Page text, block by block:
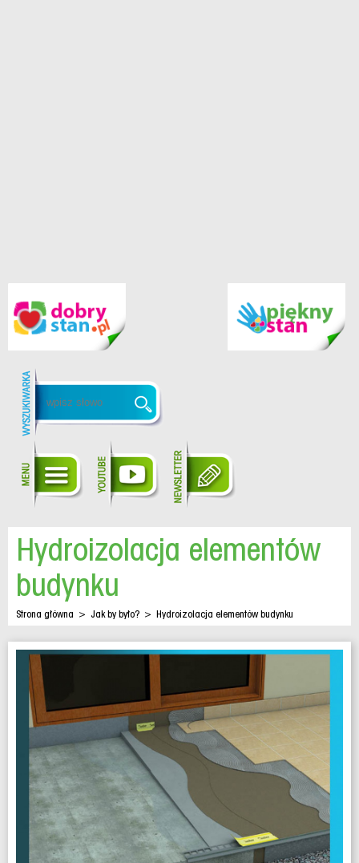
Hydroizolacja elementów
budynku
Strona główna > Jak by było? > Hydroizolacja elementów budynku